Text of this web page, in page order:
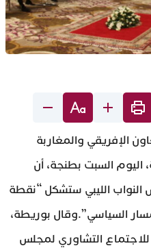
الإفريقي والمغاربة
اليوم السبت بطنجة، أن
النواب الليبي ستشكل “نقطة
السياسي”.وقال بوريطة،
التشاوري لمجلس